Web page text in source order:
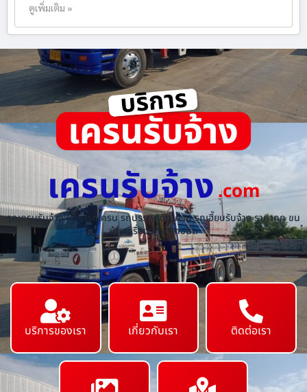
ดูเพิ่มเติม »
เครนรับจ้าง.com
รถเครนรับจ้าง ให้เช่ารถเครน รถบรรทุกติดเครน รถเฮี๊ยบรับจ้าง ราคาถูก ขน
ย้ายเครื่องจักร ทุกชนิด
บริการของเรา เกี่ยวกับเรา ติดต่อเรา